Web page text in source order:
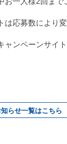
応募数により変
ャンペーンサイ
知らせ一覧はこちら